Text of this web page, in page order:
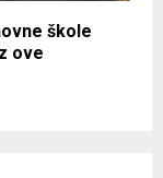
škole
ove